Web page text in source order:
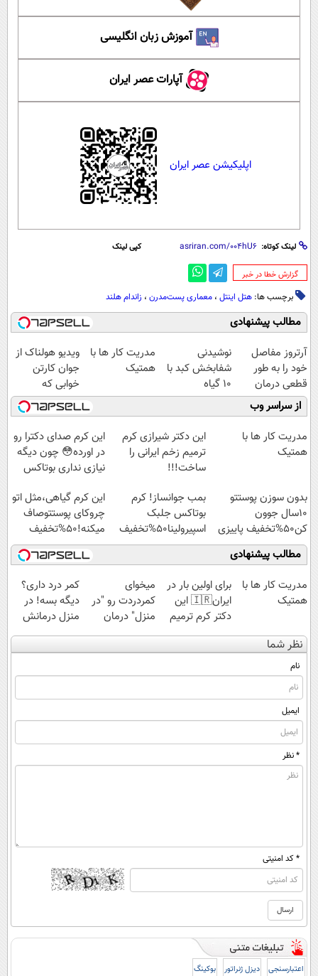
آموزش زبان انگلیسی
آپارات عصر ایران
اپلیکیشن عصر ایران
لینک کوتاه: کپی لینک
‌گزارش خطا در خبر
برچسب ها: هتل اینتل ، معماری پست‌مدرن ، زاندام هلند
مطالب پیشنهادی
آرتروز مفاصل
خود را به طور
قطعی درمان
کنید!
◗پرسش‌نامه◖
نوشیدنی
شفابخش کبد با
10 گیاه
موثر(تخفیف تا
امشب)
مدریت کار ها با
همتیک
ویدیو هولناک از
جوان کارتن
خوابی که
میلیاردر شد.
آموزش رایگان
از سراسر وب
مدریت کار ها با
همتیک
این دکتر شیرازی کرم
ترمیم زخم ایرانی را
ساخت!!!
این کرم صدای دکترا رو
در اورده😳 چون دیگه
نیازی نداری بوتاکس
بدون سوزن پوستتو
10سال جوون
کن50%تخفیف پاییزی
بمب جوانساز! کرم
بوتاکس جلبک
اسپیرولینا50%تخفیف
این کرم گیاهی،مثل اتو
چروکای پوستتوصاف
میکنه!50%تخفیف
مطالب پیشنهادی
مدریت کار ها با
همتیک
برای اولین بار در
ایران🇮🇷 این
دکتر کرم ترمیم
کننده 23 روزه
ساخت!
میخوای
کمردردت رو "در
منزل" درمان
کنی؟ (◂فیلم +
◂پرسش‌نامه)
کمر درد داری؟
دیگه بسه! در
منزل درمانش
کن
(◀پرسش‌نامه)
نظر شما
نام
ایمیل
* نظر
* کد امنیتی
اعتبارسنجی دیزل ژنراتور بوکینگ